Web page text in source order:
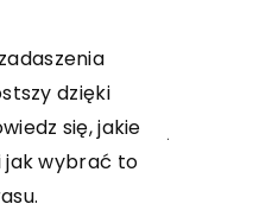
dzięki
się, jakie
jak wybrać to